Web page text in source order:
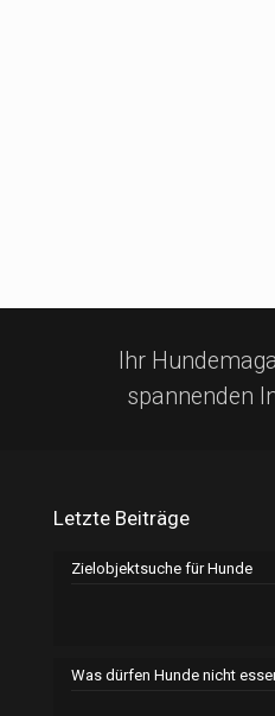
Ihr
spannenden
Letzte Beiträge
Zielobjektsuche für Hunde
Was dürfen Hunde nicht